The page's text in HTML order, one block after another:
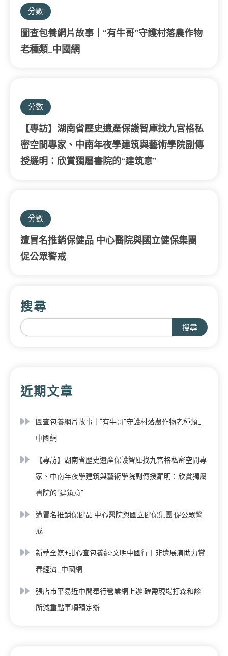
分數
圖查包養網片故事｜“有牛哥”守護村落農作物
老種類_中國網
分數
【專訪】湖南省歷史遺產保護智庫找九宮格私
密空間專家、中南年夜學建筑與藝術學院副傳
授羅明：欣賞獨屬書院的“建筑意”
分數
遭冒名推銷保健品 中心醫院與國立健保集團
促公眾警戒
搜尋
搜尋
近期文章
圖查包養網片故事｜“有牛哥”守護村落農作物老種類_
中國網
【專訪】湖南省歷史遺產保護智庫找九宮格私密空間專
家、中南年夜學建筑與藝術學院副傳授羅明：欣賞獨屬
書院的“建筑意”
遭冒名推銷保健品 中心醫院與國立健保集團 促公眾警
戒
新華全媒+甜心查包養網·文明中國行丨非遺展演助力賞
春經濟_中國網
張店市平易近中間奉行營業網上辦 確需現場打森和診
所減重點事項預定辦